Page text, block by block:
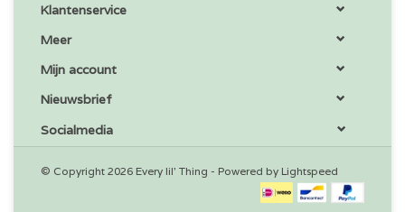
Klantenservice
Meer
Mijn account
Nieuwsbrief
Socialmedia
© Copyright 2026 Every lil' Thing - Powered by Lightspeed